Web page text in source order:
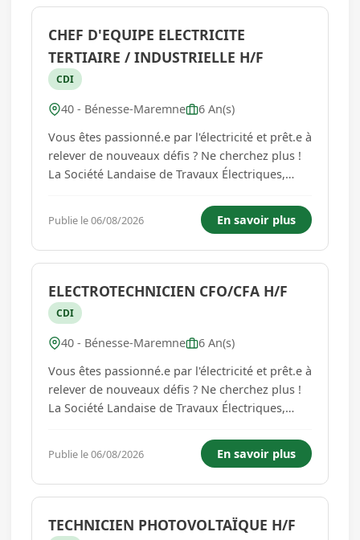
CHEF D'EQUIPE ELECTRICITE
TERTIAIRE / INDUSTRIELLE H/F
CDI
40 - Bénesse-Maremne
6 An(s)
Vous êtes passionné.e par l'électricité et prêt.e à
relever de nouveaux défis ? Ne cherchez plus !
La Société Landaise de Travaux Électriques,
domaine de l'installation et de la maintenance
électrique, recherche de nouveaux talents pour
renforcer ses...
Publie le 06/08/2026 En savoir plus
ELECTROTECHNICIEN CFO/CFA H/F
CDI
40 - Bénesse-Maremne
6 An(s)
Vous êtes passionné.e par l'électricité et prêt.e à
relever de nouveaux défis ? Ne cherchez plus !
La Société Landaise de Travaux Électriques,
domaine de l'installation et de la maintenance
électrique, recherche de nouveaux talents pour
renforcer ses...
Publie le 06/08/2026 En savoir plus
TECHNICIEN PHOTOVOLTAÏQUE H/F